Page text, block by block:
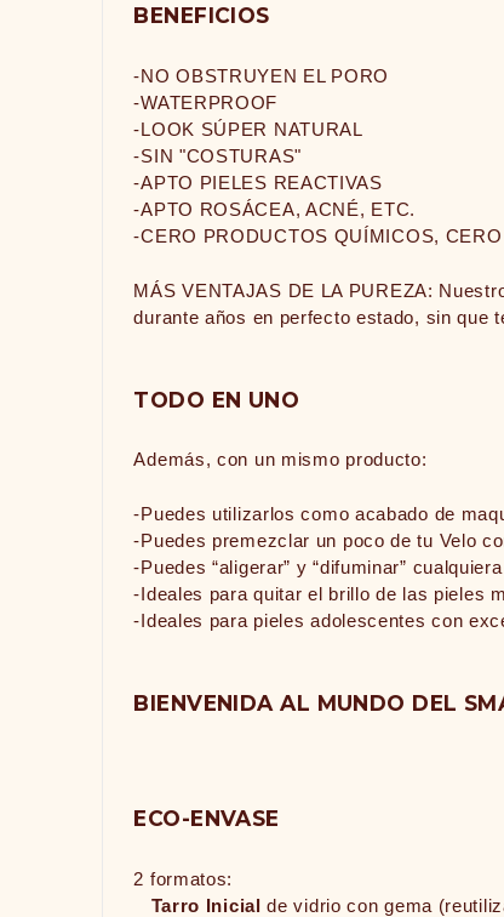
BENEFICIOS
-NO OBSTRUYEN EL PORO
-WATERPROOF
-LOOK SÚPER NATURAL
-SIN "COSTURAS"
-APTO PIELES REACTIVAS
-APTO ROSÁCEA, ACNÉ, ETC.
-CERO PRODUCTOS QUÍMICOS,
MÁS VENTAJAS DE LA PUREZA:
durante años en perfecto estado, sin que
TODO EN UNO
Además, con un mismo producto:
-Puedes utilizarlos como acabado de
-Puedes premezclar un poco de tu Velo
-Puedes “aligerar” y “difuminar”
-Ideales para quitar el brillo de las pieles
-Ideales para pieles adolescentes con
BIENVENIDA AL MUNDO DEL
ECO-ENVASE
2 formatos:
Tarro Inicial de vidrio con gema